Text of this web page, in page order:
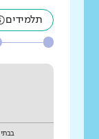
תלמידים